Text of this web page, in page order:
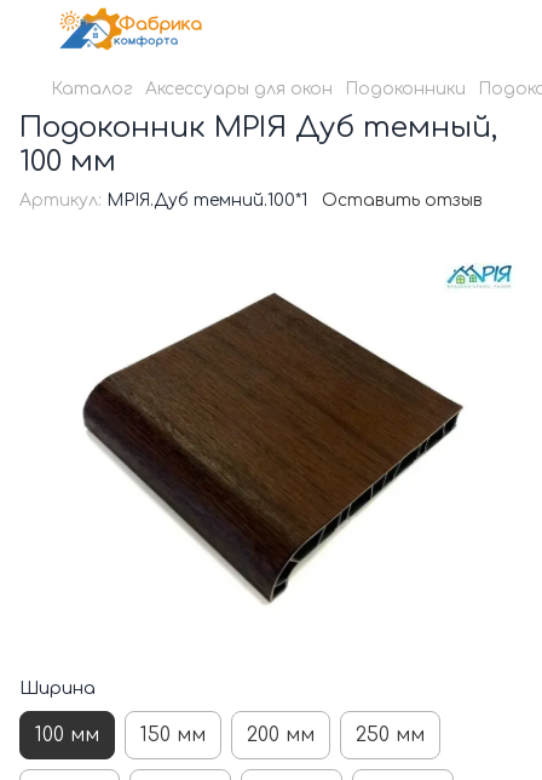
Каталог Аксессуары для окон Подоконники
Подоконник МРІЯ Дуб темный,
100 мм
Артикул: МРІЯ.Дуб темний.100*1 Оставить отзыв
Ширина
100 мм 150 мм 200 мм 250 мм